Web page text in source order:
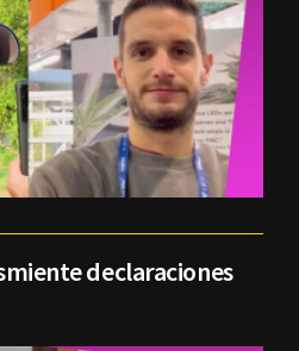
declaraciones